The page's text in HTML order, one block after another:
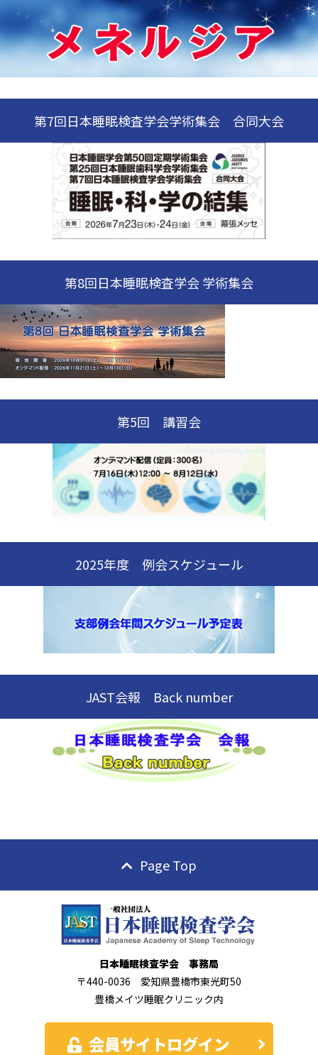
第7回日本睡眠検査学会学術集会 合同大会
第8回日本睡眠検査学会 学術集会
第5回 講習会
2025年度 例会スケジュール
JAST会報 Back number
日本睡眠検査学会 事務局
〒440-0036 愛知県豊橋市東光町50
豊橋メイツ睡眠クリニック内
会員サイトログイン
Page Top